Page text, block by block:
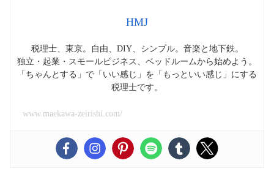
HMJ
税理士、東京。自由、DIY、シンプル。音楽と地下鉄。
独立・起業・スモールビジネス、ベッドルームから始めよう。
「ちゃんとする」で「いい感じ」を「もっといい感じ」にする
税理士です。
www.maekawa-zeirishi.com/